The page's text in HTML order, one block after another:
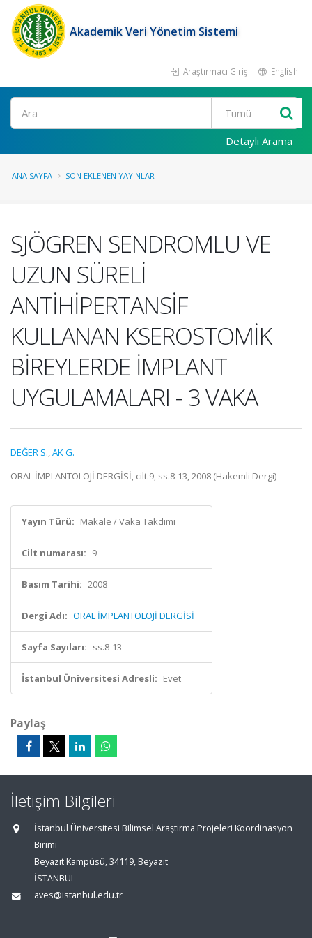
Akademik Veri Yönetim Sistemi
Araştırmacı Girişi English
Ara
Detaylı Arama
ANA SAYFA SON EKLENEN YAYINLAR
SJÖGREN SENDROMLU VE
UZUN SÜRELİ
ANTİHİPERTANSİF
KULLANAN KSEROSTOMİK
BİREYLERDE İMPLANT
UYGULAMALARI - 3 VAKA
DEĞER S.,AK G.
ORAL İMPLANTOLOJİ DERGİSİ, cilt.9, ss.8-13, 2008 (Hakemli Dergi)
Yayın Türü: Makale / Vaka Takdimi
Cilt numarası: 9
Basım Tarihi: 2008
Dergi Adı: ORAL İMPLANTOLOJİ DERGİSİ
Sayfa Sayıları: ss.8-13
İstanbul Üniversitesi Adresli: Evet
Paylaş
İletişim Bilgileri
İstanbul Üniversitesi Bilimsel Araştırma Projeleri Koordinasyon
Birimi
Beyazıt Kampüsü, 34119, Beyazıt
İSTANBUL
aves@istanbul.edu.tr